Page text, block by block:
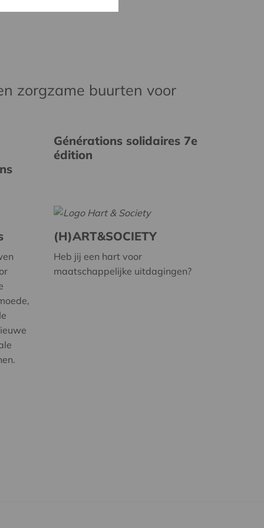
zorgzame buurten voor
Générations solidaires 7e
édition
(H)ART&SOCIETY
Heb jij een hart voor
maatschappelijke uitdagingen?